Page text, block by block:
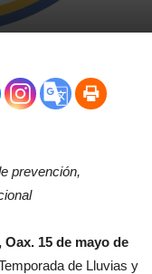
prevención,
15 de mayo de
de Lluvias y